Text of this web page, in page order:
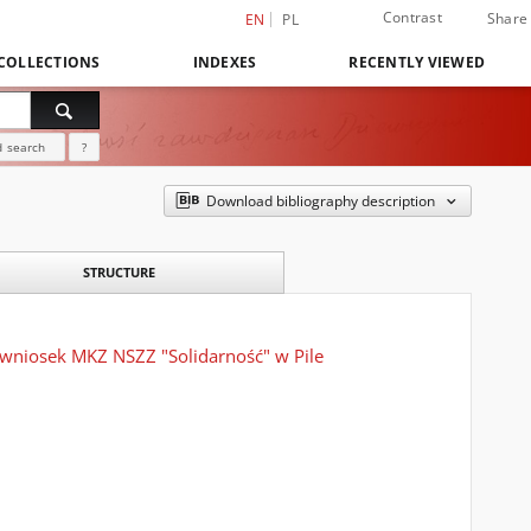
EN PL Contrast Share
INDEXES RECENTLY VIEWED
search ?
Download bibliography description
STRUCTURE
MKZ NSZZ "Solidarność" w Pile